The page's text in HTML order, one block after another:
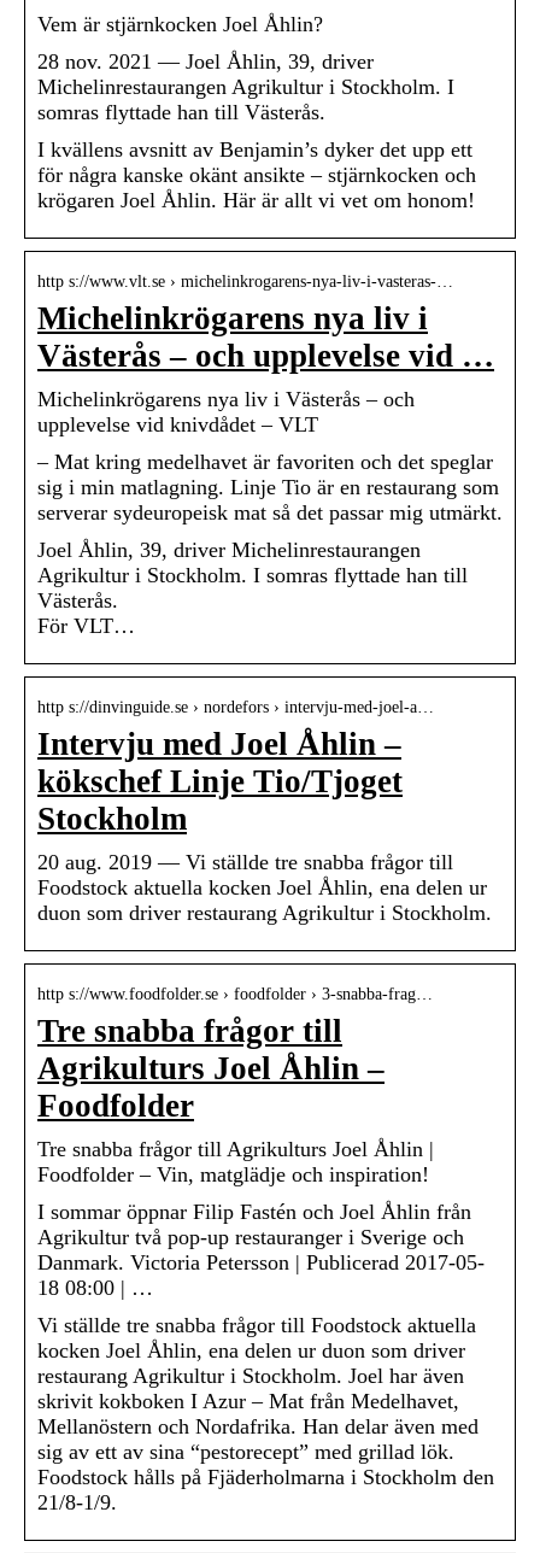
Vem är stjärnkocken Joel Åhlin?
28 nov. 2021 — Joel Åhlin, 39, driver
Michelinrestaurangen Agrikultur i Stockholm. I
somras flyttade han till Västerås.
I kvällens avsnitt av Benjamin’s dyker det upp ett
för några kanske okänt ansikte – stjärnkocken och
krögaren Joel Åhlin. Här är allt vi vet om honom!
http s://www.vlt.se › michelinkrogarens-nya-liv-i-vasteras-…
Michelinkrögarens nya liv i
Västerås – och upplevelse vid …
Michelinkrögarens nya liv i Västerås – och
upplevelse vid knivdådet – VLT
– Mat kring medelhavet är favoriten och det speglar
sig i min matlagning. Linje Tio är en restaurang som
serverar sydeuropeisk mat så det passar mig utmärkt.
Joel Åhlin, 39, driver Michelinrestaurangen
Agrikultur i Stockholm. I somras flyttade han till
Västerås.
För VLT…
http s://dinvinguide.se › nordefors › intervju-med-joel-a…
Intervju med Joel Åhlin –
kökschef Linje Tio/Tjoget
Stockholm
20 aug. 2019 — Vi ställde tre snabba frågor till
Foodstock aktuella kocken Joel Åhlin, ena delen ur
duon som driver restaurang Agrikultur i Stockholm.
http s://www.foodfolder.se › foodfolder › 3-snabba-frag…
Tre snabba frågor till
Agrikulturs Joel Åhlin –
Foodfolder
Tre snabba frågor till Agrikulturs Joel Åhlin |
Foodfolder – Vin, matglädje och inspiration!
I sommar öppnar Filip Fastén och Joel Åhlin från
Agrikultur två pop-up restauranger i Sverige och
Danmark. Victoria Petersson | Publicerad 2017-05-
18 08:00 | …
Vi ställde tre snabba frågor till Foodstock aktuella
kocken Joel Åhlin, ena delen ur duon som driver
restaurang Agrikultur i Stockholm. Joel har även
skrivit kokboken I Azur – Mat från Medelhavet,
Mellanöstern och Nordafrika. Han delar även med
sig av ett av sina “pestorecept” med grillad lök.
Foodstock hålls på Fjäderholmarna i Stockholm den
21/8-1/9.